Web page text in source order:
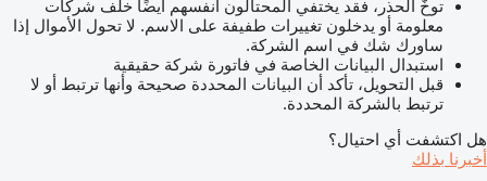
توخّ الحذر، فقد يختفي المحتالون أنفسهم أيضًا خلف شركات
معلومة أو يدخلون تغييرات طفيفة على الاسم. لا تحول الأموال إذا
ساورك شك في اسم الشركة.
استبدال البيانات الخاصة في فاتورة شركة حقيقية
قبل التحويل، تأكد أن البيانات المحددة صحيحة وأنها ترتبط أو لا
ترتبط بالشركة المحددة.
هل اكتشفت أي احتيال؟
أخبرنا بذلك